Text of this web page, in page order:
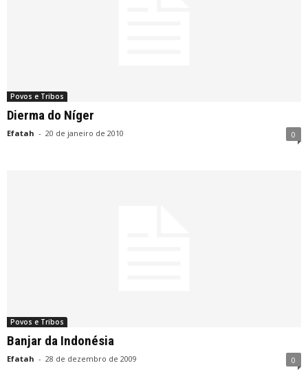
Povos e Tribos
Dierma do Níger
Efatah - 20 de janeiro de 2010 0
Povos e Tribos
Banjar da Indonésia
Efatah - 28 de dezembro de 2009 0